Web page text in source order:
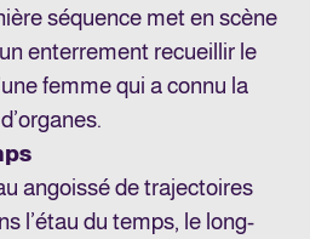
séquence met en scène
enterrement recueillir le
femme qui a connu la
angoissé de trajectoires
l’étau du temps, le long-